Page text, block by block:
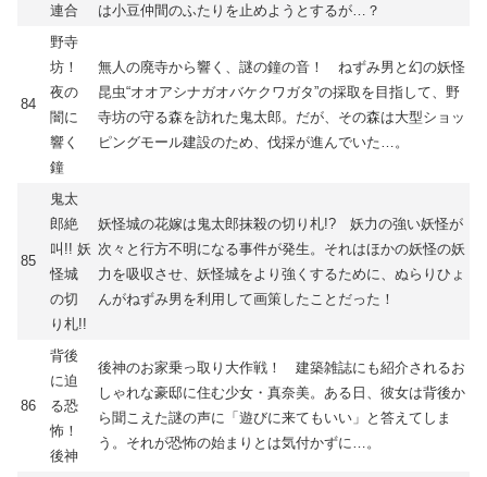
連合
は小豆仲間のふたりを止めようとするが…？
84
野寺
坊！
夜の
闇に
響く
鐘
無人の廃寺から響く、謎の鐘の音！ ねずみ男と幻の妖怪
昆虫“オオアシナガオバケクワガタ”の採取を目指して、野
寺坊の守る森を訪れた鬼太郎。だが、その森は大型ショッ
ピングモール建設のため、伐採が進んでいた…。
85
鬼太
郎絶
叫!! 妖
怪城
の切
り札!!
妖怪城の花嫁は鬼太郎抹殺の切り札!? 妖力の強い妖怪が
次々と行方不明になる事件が発生。それはほかの妖怪の妖
力を吸収させ、妖怪城をより強くするために、ぬらりひょ
んがねずみ男を利用して画策したことだった！
86
背後
に迫
る恐
怖！
後神
後神のお家乗っ取り大作戦！ 建築雑誌にも紹介されるお
しゃれな豪邸に住む少女・真奈美。ある日、彼女は背後か
ら聞こえた謎の声に「遊びに来てもいい」と答えてしま
う。それが恐怖の始まりとは気付かずに…。